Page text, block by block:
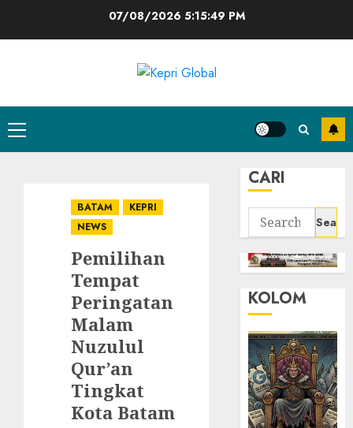
07/08/2026 5:15:50 PM
Primary
Menu
BATAM
KEPRI
NEWS
Pemilihan
Tempat
Peringatan
Malam
Nuzulul
Qur’an
Tingkat
Kota Batam
CARI
Search
for:
KOLOM